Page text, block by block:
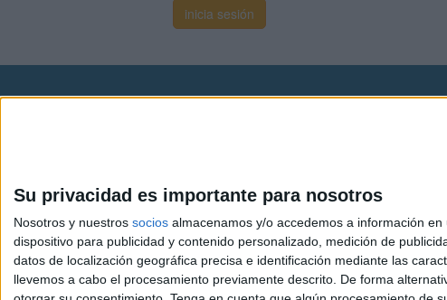
Su privacidad es importante para nosotros
Nosotros y nuestros socios almacenamos y/o accedemos a información
dispositivo para publicidad y contenido personalizado, medición de
datos de localización geográfica precisa e identificación mediante las
llevemos a cabo el procesamiento previamente descrito. De forma